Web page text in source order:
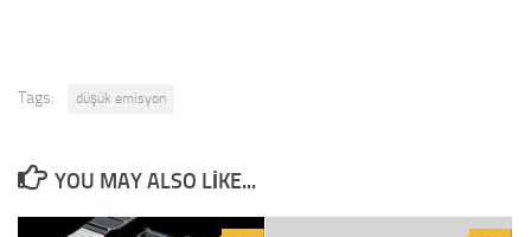
Tags: düşük emisyon
YOU MAY ALSO LIKE...